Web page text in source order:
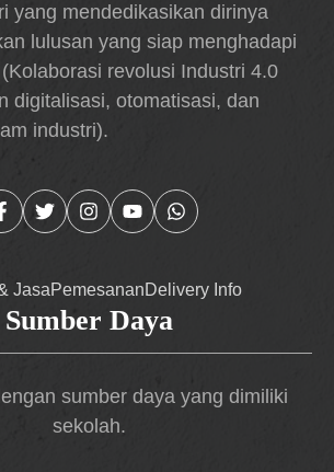
yang mendedikasikan dirinya
lulusan yang siap menghadapi
revolusi Industri 4.0
digitalisasi, otomatisasi, dan
industri).
JasaPemesananDelivery Info
Sumber Daya
sumber daya yang dimiliki
sekolah.